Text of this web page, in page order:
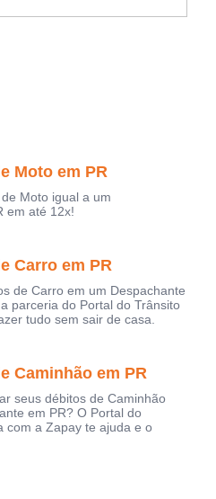
Moto em PR
Moto igual a um
em até 12x!
Carro em PR
de Carro em um Despachante
parceria do Portal do Trânsito
tudo sem sair de casa.
Caminhão em PR
seus débitos de Caminhão
em PR? O Portal do
com a Zapay te ajuda e o